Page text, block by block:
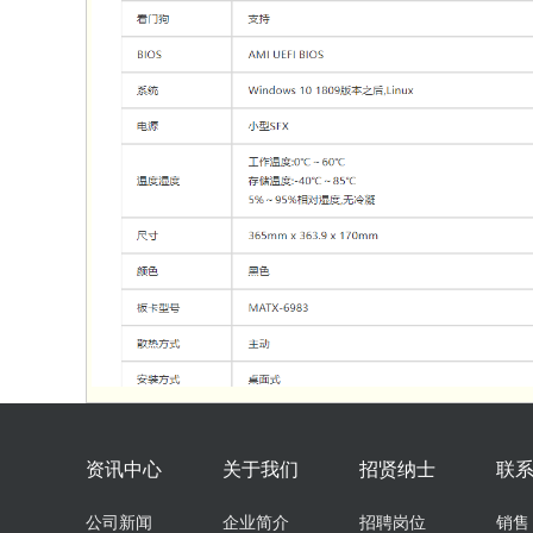
资讯中心
公司新闻
关于我们
企业简介
招贤纳士
招聘岗位
联
销售